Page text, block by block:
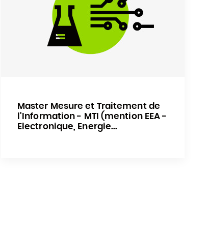
Master Mesure et Traitement de
l'Information - MTI (mention EEA -
Electronique, Energie...